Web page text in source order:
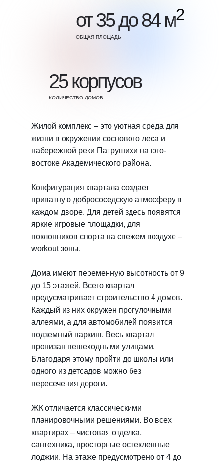
Жилой комплекс – это уютная среда для
жизни в окружении соснового леса и
набережной реки Патрушихи на юго-
востоке Академического района.
Конфигурация квартала создает
приватную добрососедскую атмосферу в
каждом дворе. Для детей здесь появятся
яркие игровые площадки, для
поклонников спорта на свежем воздухе –
workout зоны.
Дома имеют переменную высотность от 9
до 15 этажей. Всего квартал
предусматривает строительство 4 домов.
Каждый из них окружен прогулочными
аллеями, а для автомобилей появится
подземный паркинг. Весь квартал
пронизан пешеходными улицами.
Благодаря этому пройти до школы или
одного из детсадов можно без
пересечения дороги.
ЖК отличается классическими
планировочными решениями. Во всех
квартирах – чистовая отделка,
сантехника, просторные остекленные
лоджии. На этаже предусмотрено от 4 до
25 корпусов
КОЛИЧЕСТВО ДОМОВ
от 35 до 84 м2
ОБЩАЯ ПЛОЩАДЬ